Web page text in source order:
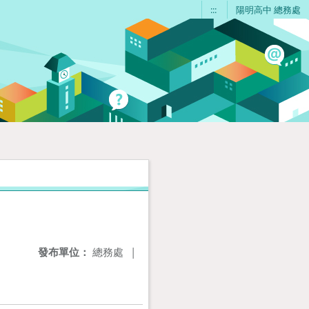
::: 陽明高中 總務處
發布單位： 總務處 |